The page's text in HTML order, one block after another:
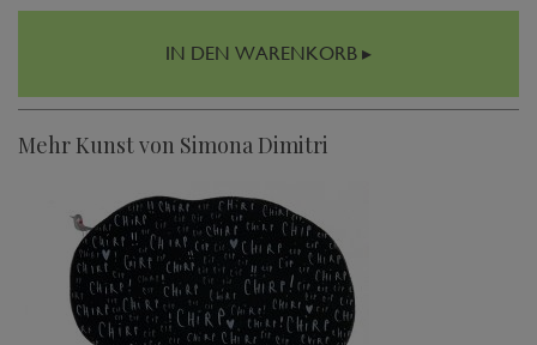
IN DEN WARENKORB ▸
Mehr Kunst von Simona Dimitri